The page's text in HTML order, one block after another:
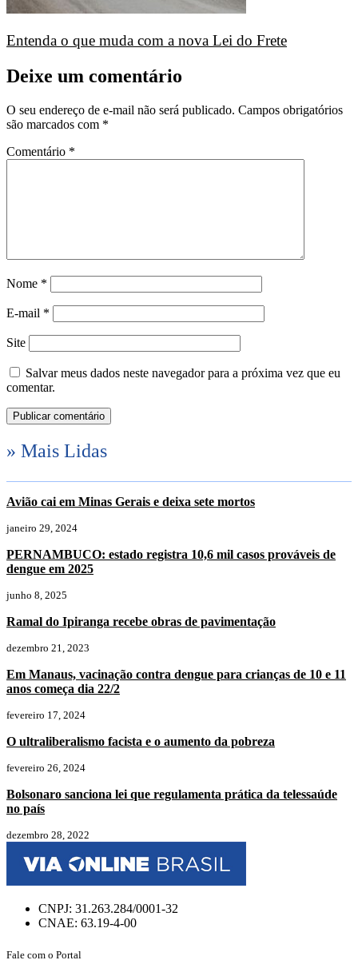
Entenda o que muda com a nova Lei do Frete
Deixe um comentário
O seu endereço de e-mail não será publicado. Campos obrigatórios
são marcados com *
Comentário *
Nome *
E-mail *
Site
Salvar meus dados neste navegador para a próxima vez que eu
comentar.
» Mais Lidas
Avião cai em Minas Gerais e deixa sete mortos
janeiro 29, 2024
PERNAMBUCO: estado registra 10,6 mil casos prováveis de
dengue em 2025
junho 8, 2025
Ramal do Ipiranga recebe obras de pavimentação
dezembro 21, 2023
Em Manaus, vacinação contra dengue para crianças de 10 e 11
anos começa dia 22/2
fevereiro 17, 2024
O ultraliberalismo facista e o aumento da pobreza
fevereiro 26, 2024
Bolsonaro sanciona lei que regulamenta prática da telessaúde
no país
dezembro 28, 2022
CNPJ: 31.263.284/0001-32
CNAE: 63.19-4-00
Fale com o Portal